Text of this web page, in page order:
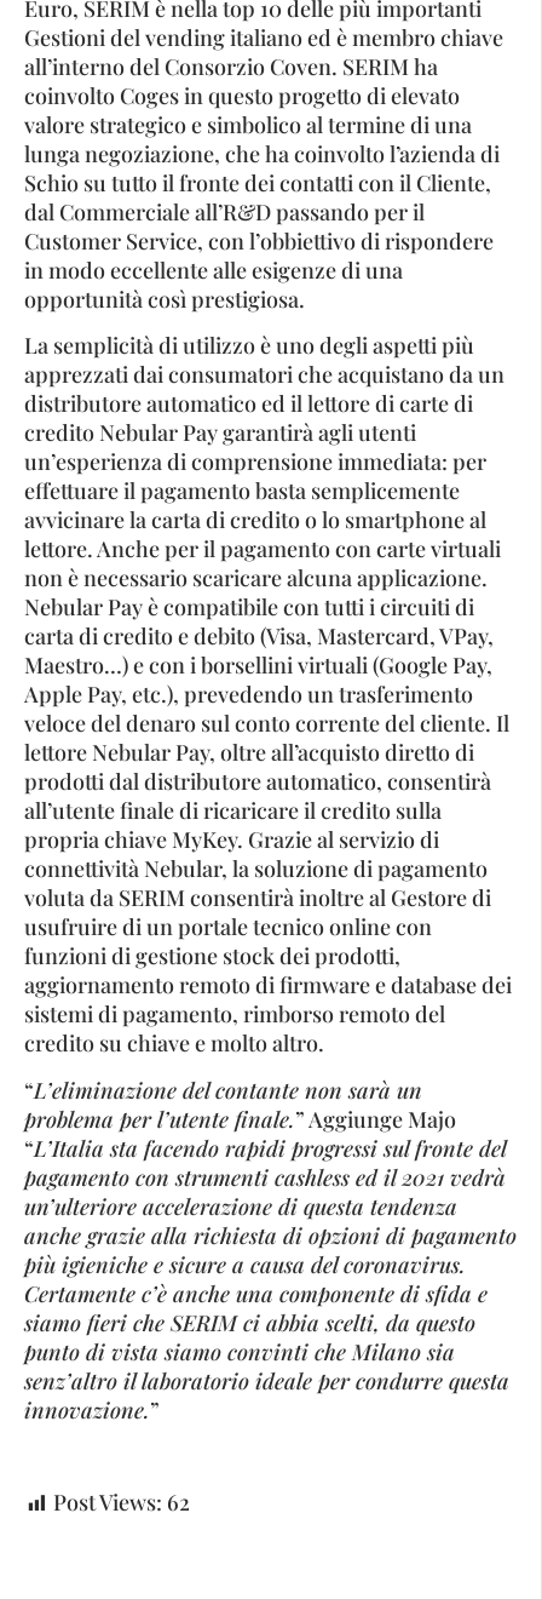
Euro, SERIM è nella top 10 delle più importanti
Gestioni del vending italiano ed è membro chiave
all’interno del Consorzio Coven. SERIM ha
coinvolto Coges in questo progetto di elevato
valore strategico e simbolico al termine di una
lunga negoziazione, che ha coinvolto l’azienda di
Schio su tutto il fronte dei contatti con il Cliente,
dal Commerciale all’R&D passando per il
Customer Service, con l’obbiettivo di rispondere
in modo eccellente alle esigenze di una
opportunità così prestigiosa.
La semplicità di utilizzo è uno degli aspetti più
apprezzati dai consumatori che acquistano da un
distributore automatico ed il lettore di carte di
credito Nebular Pay garantirà agli utenti
un’esperienza di comprensione immediata: per
effettuare il pagamento basta semplicemente
avvicinare la carta di credito o lo smartphone al
lettore. Anche per il pagamento con carte virtuali
non è necessario scaricare alcuna applicazione.
Nebular Pay è compatibile con tutti i circuiti di
carta di credito e debito (Visa, Mastercard, VPay,
Maestro…) e con i borsellini virtuali (Google Pay,
Apple Pay, etc.), prevedendo un trasferimento
veloce del denaro sul conto corrente del cliente. Il
lettore Nebular Pay, oltre all’acquisto diretto di
prodotti dal distributore automatico, consentirà
all’utente finale di ricaricare il credito sulla
propria chiave MyKey. Grazie al servizio di
connettività Nebular, la soluzione di pagamento
voluta da SERIM consentirà inoltre al Gestore di
usufruire di un portale tecnico online con
funzioni di gestione stock dei prodotti,
aggiornamento remoto di firmware e database dei
sistemi di pagamento, rimborso remoto del
credito su chiave e molto altro.
“L’eliminazione del contante non sarà un
problema per l’utente finale.” Aggiunge Majo
“L’Italia sta facendo rapidi progressi sul fronte del
pagamento con strumenti cashless ed il 2021 vedrà
un’ulteriore accelerazione di questa tendenza
anche grazie alla richiesta di opzioni di pagamento
più igieniche e sicure a causa del coronavirus.
Certamente c’è anche una componente di sfida e
siamo fieri che SERIM ci abbia scelti, da questo
punto di vista siamo convinti che Milano sia
senz’altro il laboratorio ideale per condurre questa
innovazione.”
Post Views: 62